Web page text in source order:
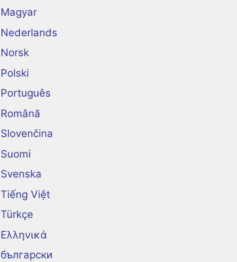
Magyar
Nederlands
Norsk
Polski
Português
Română
Slovenčina
Suomi
Svenska
Tiếng Việt
Türkçe
Ελληνικά
български